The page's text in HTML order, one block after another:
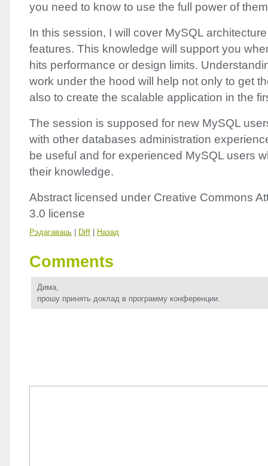
you need to know to use the full power of
In this session, I will cover MySQL
features. This knowledge will support you
hits performance or design limits.
work under the hood will help not only to get
also to create the scalable application in the
The session is supposed for new MySQL
with other databases administration
be useful and for experienced MySQL users
their knowledge.
Abstract licensed under Creative Commons
3.0 license
Рэдагаваць Diff Назад
Comments
Дима,
прошу принять доклад в программу конференции.